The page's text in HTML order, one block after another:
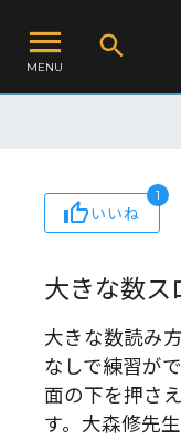
MENU
いいね
1
大きな数ス
大きな数読み
なしで練習が
面の下を押さ
す。大森修先